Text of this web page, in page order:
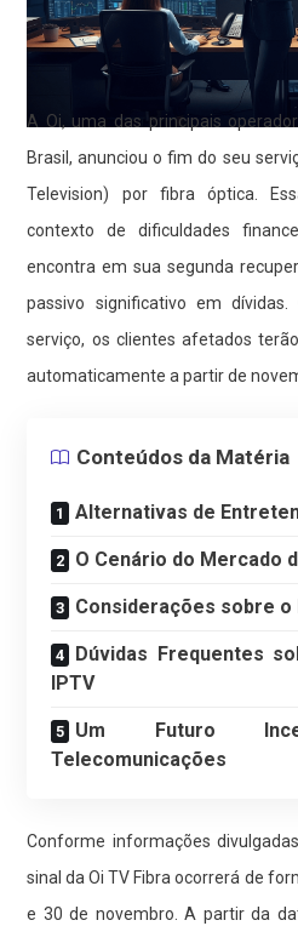
A Oi, uma das principais
Brasil, anunciou o fim do seu
Television) por fibra óptica.
contexto de dificuldades
encontra em sua segunda
passivo significativo em
serviço, os clientes afetados
automaticamente a partir de
Conteúdos da Matéria
Alternativas de
O Cenário do Mercado
Considerações sobre o
Dúvidas Frequentes
IPTV
Um Futuro
Telecomunicações
Conforme informações
sinal da Oi TV Fibra ocorrerá de
e 30 de novembro. A partir da